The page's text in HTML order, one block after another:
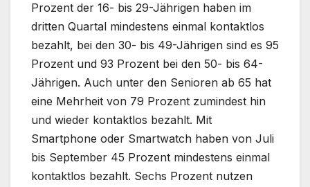
Prozent der 16- bis 29-Jährigen haben im
dritten Quartal mindestens einmal kontaktlos
bezahlt, bei den 30- bis 49-Jährigen sind es 95
Prozent und 93 Prozent bei den 50- bis 64-
Jährigen. Auch unter den Senioren ab 65 hat
eine Mehrheit von 79 Prozent zumindest hin
und wieder kontaktlos bezahlt. Mit
Smartphone oder Smartwatch haben von Juli
bis September 45 Prozent mindestens einmal
kontaktlos bezahlt. Sechs Prozent nutzen